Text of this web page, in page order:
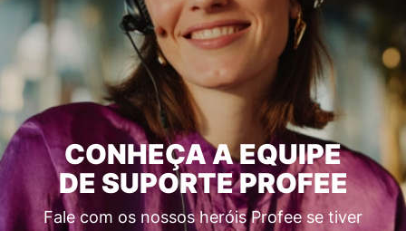
CONHEÇA A EQUIPE
DE SUPORTE PROFEE
Fale com os nossos heróis Profee se tiver